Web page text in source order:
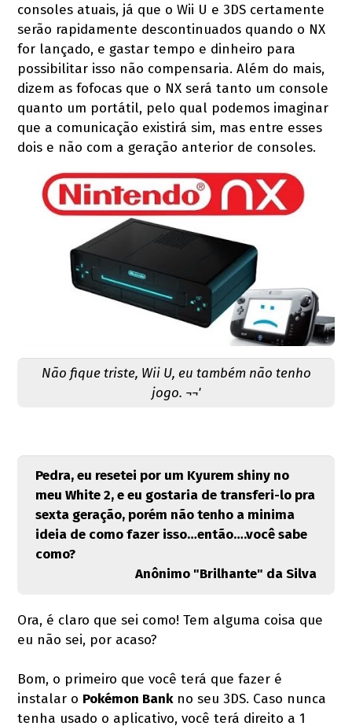
consoles atuais, já que o Wii U e 3DS certamente
serão rapidamente descontinuados quando o NX
for lançado, e gastar tempo e dinheiro para
possibilitar isso não compensaria. Além do mais,
dizem as fofocas que o NX será tanto um console
quanto um portátil, pelo qual podemos imaginar
que a comunicação existirá sim, mas entre esses
dois e não com a geração anterior de consoles.
Não fique triste, Wii U, eu também não tenho
jogo. ¬¬'
Pedra, eu resetei por um Kyurem shiny no
meu White 2, e eu gostaria de transferi-lo pra
sexta geração, porém não tenho a minima
ideia de como fazer isso…então….você sabe
como?
Anônimo "Brilhante" da Silva
Ora, é claro que sei como! Tem alguma coisa que
eu não sei, por acaso?
Bom, o primeiro que você terá que fazer é
instalar o Pokémon Bankno seu 3DS. Caso nunca
tenha usado o aplicativo, você terá direito a 1